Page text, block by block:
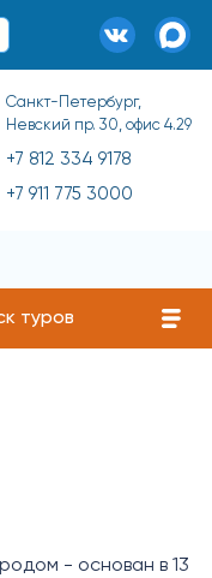
Санкт-Петербург,
Невский пр. 30, офис 4.29
+7 812 334 9178
+7 911 775 3000
туров
- основан в 13